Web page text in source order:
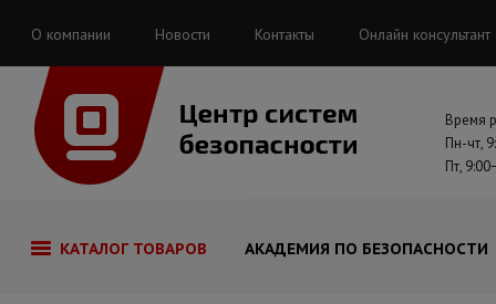
О компании Новости Контакты Онлайн консультант
Время
Пн-чт,
Пт,
КАТАЛОГ ТОВАРОВ АКАДЕМИЯ ПО БЕЗОПАСНОСТИ